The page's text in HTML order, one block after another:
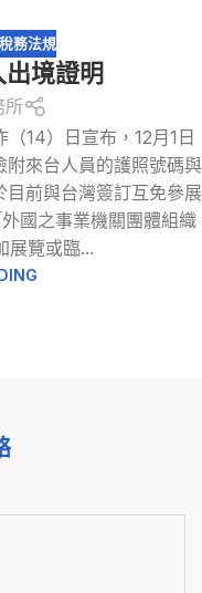
稅務法規
境證明
所
14）日宣布，12月1日
來台人員的護照號碼與
目前與台灣簽訂互免參展
國之事業機關團體組織
展覽或臨...